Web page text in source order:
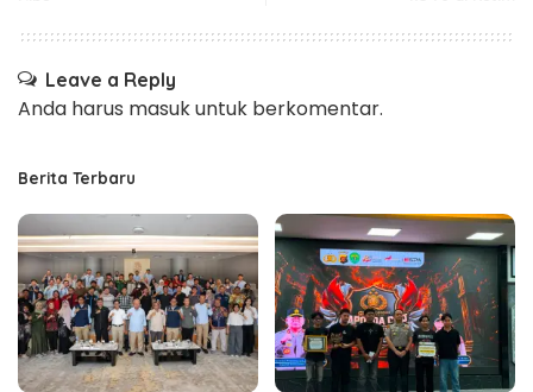
Leave a Reply
Anda harus masukuntuk berkomentar.
Berita Terbaru